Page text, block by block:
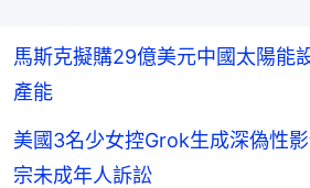
馬斯克擬購29億美元中國太陽
產能
美國3名少女控Grok生成深偽性
宗未成年人訴訟